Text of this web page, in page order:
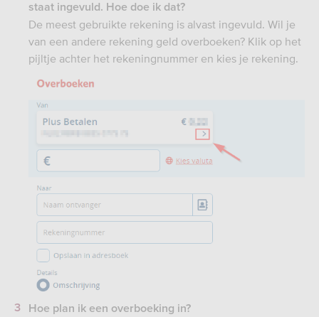
staat ingevuld. Hoe doe ik dat?
De meest gebruikte rekening is alvast ingevuld. Wil je
van een andere rekening geld overboeken? Klik op het
pijltje achter het rekeningnummer en kies je rekening.
Hoe plan ik een overboeking in?